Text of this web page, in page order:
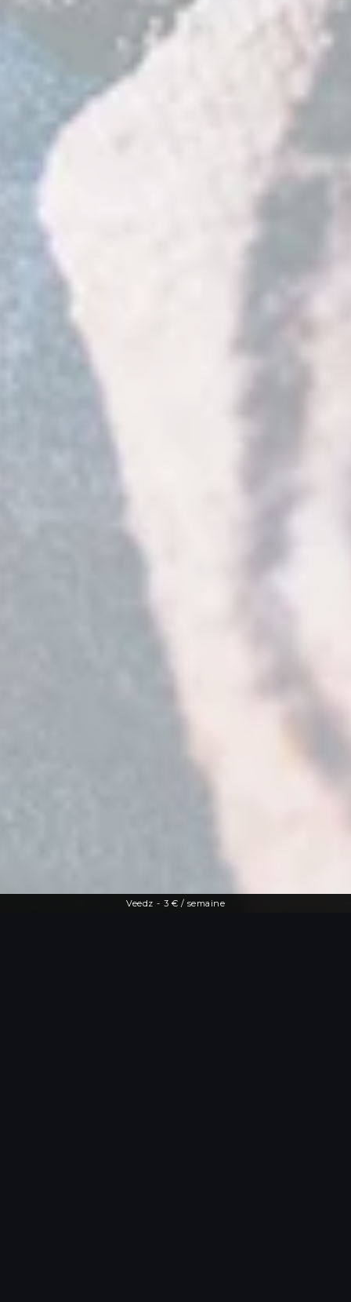
Veedz - 3 € / semaine